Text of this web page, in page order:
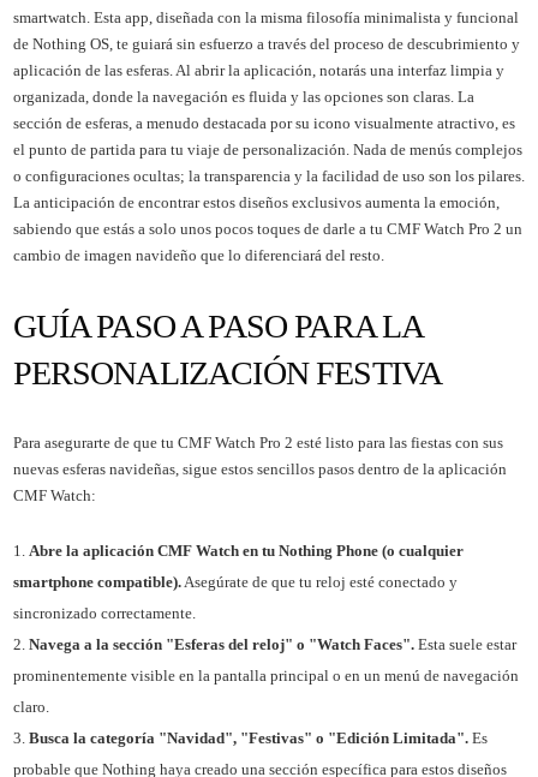
smartwatch. Esta app, diseñada con la misma filosofía minimalista y funcional
de Nothing OS, te guiará sin esfuerzo a través del proceso de descubrimiento y
aplicación de las esferas. Al abrir la aplicación, notarás una interfaz limpia y
organizada, donde la navegación es fluida y las opciones son claras. La
sección de esferas, a menudo destacada por su icono visualmente atractivo, es
el punto de partida para tu viaje de personalización. Nada de menús complejos
o configuraciones ocultas; la transparencia y la facilidad de uso son los pilares.
La anticipación de encontrar estos diseños exclusivos aumenta la emoción,
sabiendo que estás a solo unos pocos toques de darle a tu CMF Watch Pro 2 un
cambio de imagen navideño que lo diferenciará del resto.
GUÍA PASO A PASO PARA LA
PERSONALIZACIÓN FESTIVA
Para asegurarte de que tu CMF Watch Pro 2 esté listo para las fiestas con sus
nuevas esferas navideñas, sigue estos sencillos pasos dentro de la aplicación
CMF Watch:
Abre la aplicación CMF Watch en tu Nothing Phone (o cualquier
smartphone compatible).Asegúrate de que tu reloj esté conectado y
sincronizado correctamente.
Navega a la sección "Esferas del reloj" o "Watch Faces".Esta suele estar
prominentemente visible en la pantalla principal o en un menú de navegación
claro.
Busca la categoría "Navidad", "Festivas" o "Edición Limitada".Es
probable que Nothing haya creado una sección específica para estos diseños